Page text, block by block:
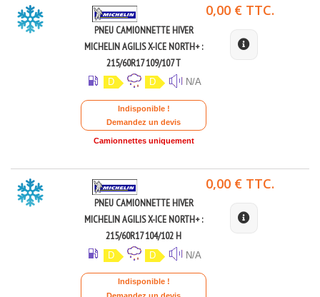
PNEU CAMIONNETTE HIVER
MICHELIN AGILIS X-ICE NORTH+ :
215/60R17 109/107 T
D D N/A
Indisponible !
Demandez un devis
Camionnettes uniquement
0,00 € TTC.
PNEU CAMIONNETTE HIVER
MICHELIN AGILIS X-ICE NORTH+ :
215/60R17 104/102 H
D D N/A
Indisponible !
Demandez un devis
0,00 € TTC.